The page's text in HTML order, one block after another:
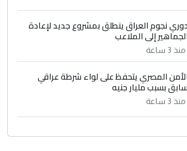
دوري نجوم العراق ينطلق بمشروع جديد لإعادة
الجماهير إلى الملاعب
منذ 3 ساعة
الأمن المصري يتحفظ على لواء شرطة عراقي
سابق بسبب مليار جنيه
منذ 3 ساعة